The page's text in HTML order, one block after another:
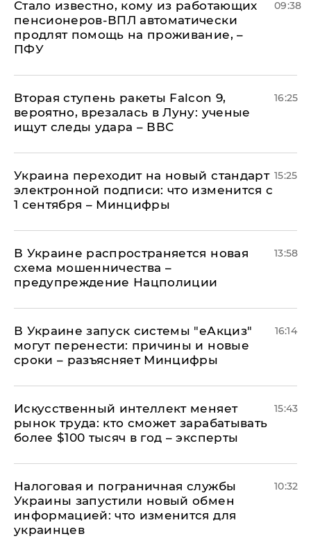
Стало известно, кому из работающих
пенсионеров-ВПЛ автоматически
продлят помощь на проживание, –
ПФУ
09:38
Вторая ступень ракеты Falcon 9,
вероятно, врезалась в Луну: ученые
ищут следы удара – ВВС
16:25
Украина переходит на новый стандарт
электронной подписи: что изменится с
1 сентября – Минцифры
15:25
В Украине распространяется новая
схема мошенничества –
предупреждение Нацполиции
13:58
В Украине запуск системы "еАкциз"
могут перенести: причины и новые
сроки – разъясняет Минцифры
16:14
Искусственный интеллект меняет
рынок труда: кто сможет зарабатывать
более $100 тысяч в год – эксперты
15:43
Налоговая и пограничная службы
Украины запустили новый обмен
информацией: что изменится для
украинцев
10:32